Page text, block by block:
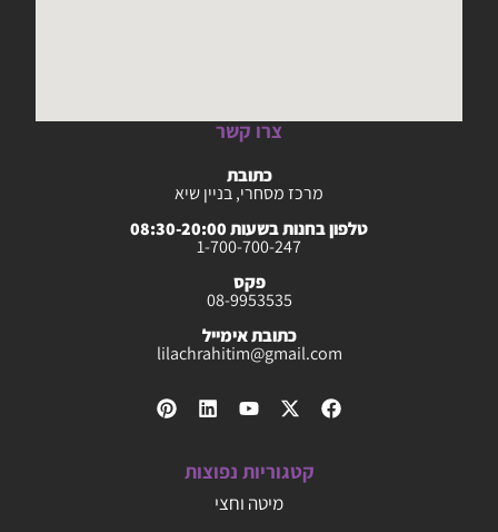
צרו קשר
כתובת
מרכז מסחרי, בניין שיא
טלפון בחנות בשעות 08:30-20:00
1-700-700-247
פקס
08-9953535
כתובת אימייל
lilachrahitim@gmail.com
קטגוריות נפוצות
מיטה וחצי